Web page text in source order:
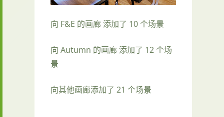
向 F&E 的画廊 添加了 10 个场景
向 Autumn 的画廊 添加了 12 个场
景
向其他画廊添加了 21 个场景